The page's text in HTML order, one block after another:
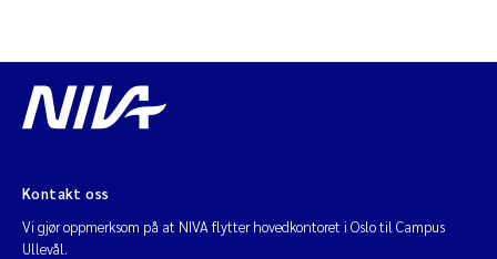
Kontakt oss
Vi gjør oppmerksom på at NIVA flytter hovedkontoret i Oslo til Campus
Ullevål.